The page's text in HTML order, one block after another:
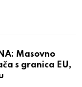
Masovno
s granica EU,